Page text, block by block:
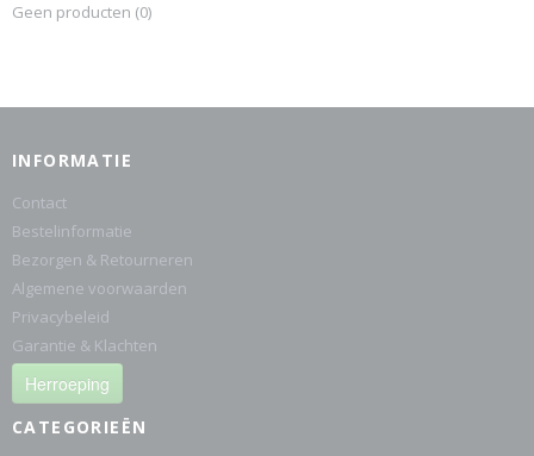
Geen producten (0)
INFORMATIE
Contact
Bestelinformatie
Bezorgen & Retourneren
Algemene voorwaarden
Privacybeleid
Garantie & Klachten
Herroeping
CATEGORIEËN